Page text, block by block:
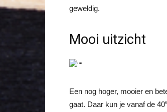
geweldig.
Mooi uitzicht
Een nog hoger, mooier en
gaat. Daar kun je vanaf de 40